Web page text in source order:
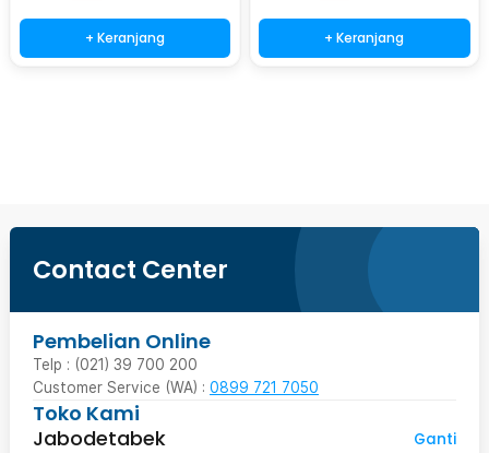
+ Keranjang + Keranjang
Contact Center
Pembelian Online
Telp : (021) 39 700 200
Customer Service (WA) : 0899 721 7050
Toko Kami
Jabodetabek
Ganti